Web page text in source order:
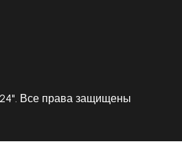
Все права защищены